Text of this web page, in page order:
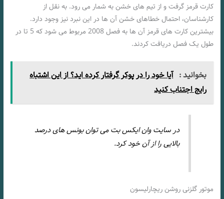
کارت قرمز گرفت و از تیم های خشن به شمار می رود. به نقل از
کارشناسان، احتمال خطاهای خشن آن ها در این نبرد نیز وجود دارد.
بیشترین کارت های قرمز آن ها به فصل 2008 مربوط می شود که 5 تا در
طول یک فصل دریافت کردند.
بخوانید : آیا خود را در پوکر گرفتار کرده اید؟ از این اشتباه
رایج اجتناب کنید
در سایت وان ایکس بت می توان بونس های درصد
بالایی را از آن خود کرد.
موتور گلزنی روشن ریچارلیسون